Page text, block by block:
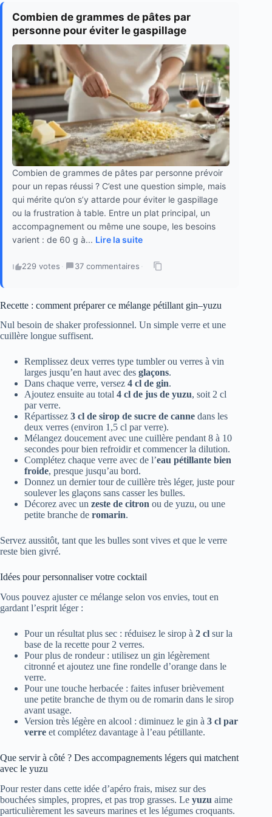
Combien de grammes de pâtes par
personne pour éviter le gaspillage
Combien de grammes de pâtes par personne prévoir
pour un repas réussi ? C’est une question simple, mais
qui mérite qu’on s’y attarde pour éviter le gaspillage
ou la frustration à table. Entre un plat principal, un
accompagnement ou même une soupe, les besoins
varient : de 60 g à... Lire la suite
229 votes · 37 commentaires ·
Recette : comment préparer ce mélange pétillant gin–yuzu
Nul besoin de shaker professionnel. Un simple verre et une
cuillère longue suffisent.
Remplissez deux verres type tumbler ou verres à vin
larges jusqu’en haut avec des glaçons.
Dans chaque verre, versez 4 cl de gin.
Ajoutez ensuite au total 4 cl de jus de yuzu, soit 2 cl
par verre.
Répartissez 3 cl de sirop de sucre de canne dans les
deux verres (environ 1,5 cl par verre).
Mélangez doucement avec une cuillère pendant 8 à 10
secondes pour bien refroidir et commencer la dilution.
Complétez chaque verre avec de l’eau pétillante bien
froide, presque jusqu’au bord.
Donnez un dernier tour de cuillère très léger, juste pour
soulever les glaçons sans casser les bulles.
Décorez avec un zeste de citron ou de yuzu, ou une
petite branche de romarin.
Servez aussitôt, tant que les bulles sont vives et que le verre
reste bien givré.
Idées pour personnaliser votre cocktail
Vous pouvez ajuster ce mélange selon vos envies, tout en
gardant l’esprit léger :
Pour un résultat plus sec : réduisez le sirop à 2 cl sur la
base de la recette pour 2 verres.
Pour plus de rondeur : utilisez un gin légèrement
citronné et ajoutez une fine rondelle d’orange dans le
verre.
Pour une touche herbacée : faites infuser brièvement
une petite branche de thym ou de romarin dans le sirop
avant usage.
Version très légère en alcool : diminuez le gin à 3 cl par
verre et complétez davantage à l’eau pétillante.
Que servir à côté ? Des accompagnements légers qui matchent
avec le yuzu
Pour rester dans cette idée d’apéro frais, misez sur des
bouchées simples, propres, et pas trop grasses. Le yuzu aime
particulièrement les saveurs marines et les légumes croquants.